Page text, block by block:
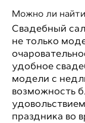
Можно ли
Свадебный
не только
удобное
модели с
возможность
праздника во